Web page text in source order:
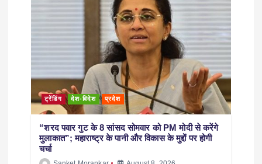
ट्रेंडिंग देश-विदेश प्रदेश
“शरद पवार गुट के 8 सांसद सोमवार को PM मोदी से करेंगे
मुलाकात”; महाराष्ट्र के पानी और विकास के मुद्दों पर होगी
चर्चा